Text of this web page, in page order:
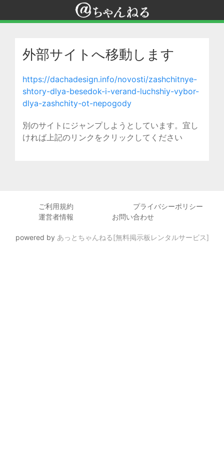
外部サイトへ移動します
https://dachadesign.info/novosti/zashchitnye-
shtory-dlya-besedok-i-verand-luchshiy-vybor-
dlya-zashchity-ot-nepogody
別のサイトにジャンプしようとしています。宜し
ければ上記のリンクをクリックしてください
ご利用規約
プライバシーポリシー
運営者情報
お問い合わせ
powered by あっとちゃんねる[無料掲示板レンタルサービス]